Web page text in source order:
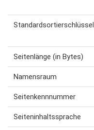
Standardsortierschlüssel
Seitenlänge (in Bytes)
Namensraum
Seitenkennnummer
Seiteninhaltssprache